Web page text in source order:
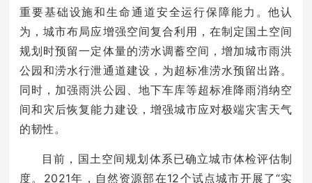
重要基础设施和生命通道安全运行保障能力。他认
为，城市布局应增强空间复合利用，在制定国土空间
规划时预留一定体量的涝水调蓄空间，增加城市雨洪
公园和涝水行泄通道建设，为超标准涝水预留出路。
同时，加强雨洪公园、地下车库等超标准降雨消纳空
间和灾后恢复能力建设，增强城市应对极端灾害天气
的韧性。
目前，国土空间规划体系已确立城市体检评估制
度。2021年，自然资源部在12个试点城市开展了“实